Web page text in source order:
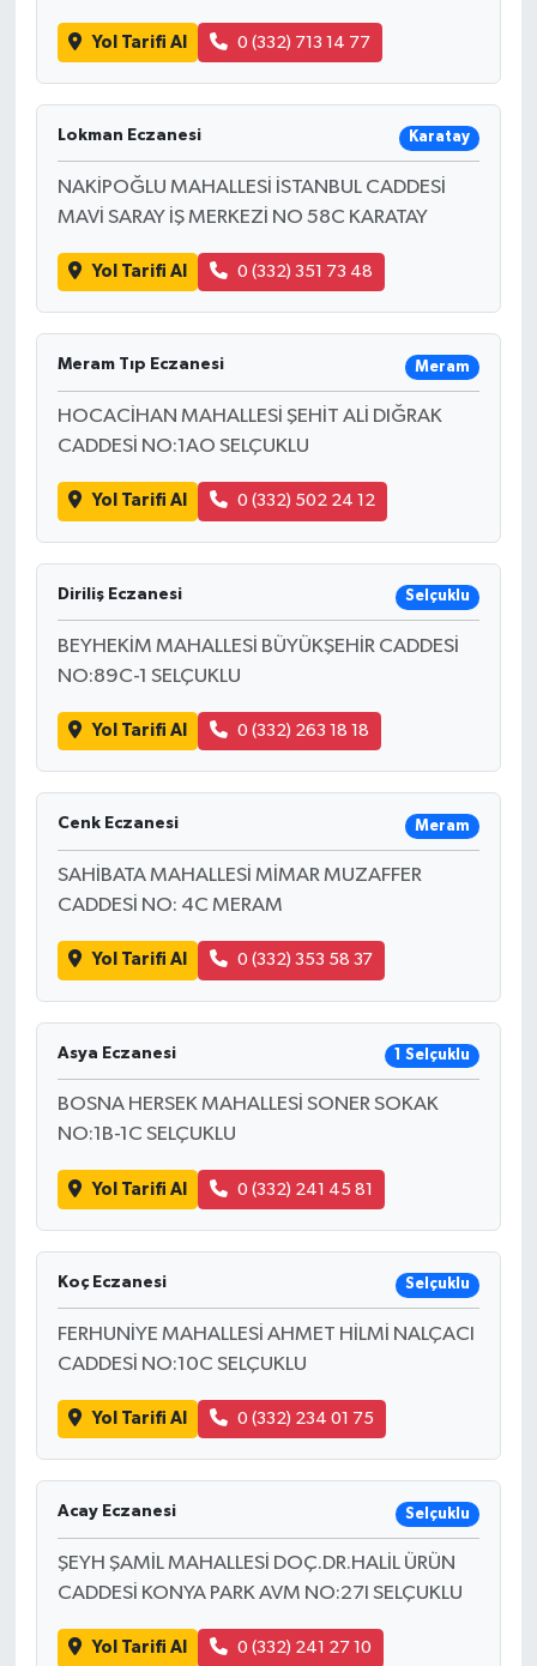
Yol Tarifi Al 0 (332) 713 14 77
Lokman Eczanesi Karatay
NAKİPOĞLU MAHALLESİ İSTANBUL CADDESİ
MAVİ SARAY İŞ MERKEZİ NO 58C KARATAY
Yol Tarifi Al 0 (332) 351 73 48
Meram Tıp Eczanesi Meram
HOCACİHAN MAHALLESİ ŞEHİT ALİ DIĞRAK
CADDESİ NO:1AO SELÇUKLU
Yol Tarifi Al 0 (332) 502 24 12
Diriliş Eczanesi Selçuklu
BEYHEKİM MAHALLESİ BÜYÜKŞEHİR CADDESİ
NO:89C-1 SELÇUKLU
Yol Tarifi Al 0 (332) 263 18 18
Cenk Eczanesi Meram
SAHİBATA MAHALLESİ MİMAR MUZAFFER
CADDESİ NO: 4C MERAM
Yol Tarifi Al 0 (332) 353 58 37
Asya Eczanesi 1 Selçuklu
BOSNA HERSEK MAHALLESİ SONER SOKAK
NO:1B-1C SELÇUKLU
Yol Tarifi Al 0 (332) 241 45 81
Koç Eczanesi Selçuklu
FERHUNİYE MAHALLESİ AHMET HİLMİ NALÇACI
CADDESİ NO:10C SELÇUKLU
Yol Tarifi Al 0 (332) 234 01 75
Acay Eczanesi Selçuklu
ŞEYH ŞAMİL MAHALLESİ DOÇ.DR.HALİL ÜRÜN
CADDESİ KONYA PARK AVM NO:27I SELÇUKLU
Yol Tarifi Al 0 (332) 241 27 10